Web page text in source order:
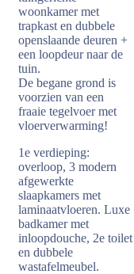
woonkamer met
trapkast en dubbele
openslaande deuren +
een loopdeur naar de
tuin.
De begane grond is
voorzien van een
fraaie tegelvoer met
vloerverwarming!
1e verdieping:
overloop, 3 modern
afgewerkte
slaapkamers met
laminaatvloeren. Luxe
badkamer met
inloopdouche, 2e toilet
en dubbele
wastafelmeubel.